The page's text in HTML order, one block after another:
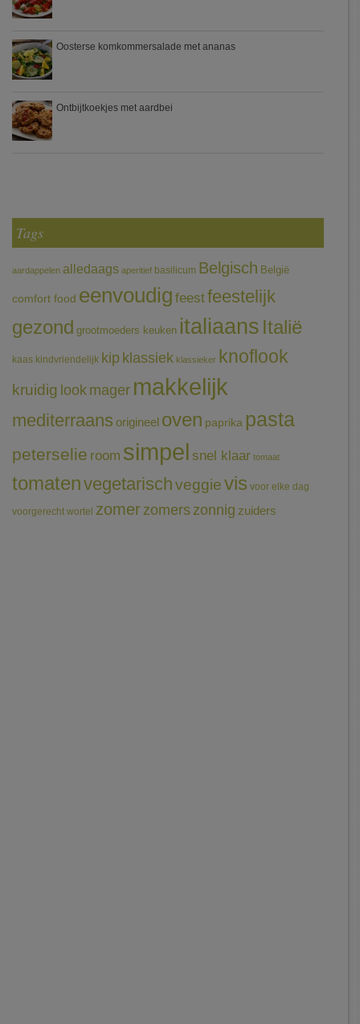
Oosterse komkommersalade met ananas
Ontbijtkoekjes met aardbei
Tags
aardappelen alledaags aperitief basilicum Belgisch België
comfort food eenvoudig feestfeestelijk
gezond grootmoeders keuken italiaans Italië
kaas kindvriendelijk kip klassiek klassieker knoflook
kruidig look mager makkelijk
mediterraans origineel oven paprika pasta
peterselie room simpel snel klaar tomaat
tomatenvegetarischveggievis voor elke dag
voorgerecht wortel zomerzomerszonnig zuiders